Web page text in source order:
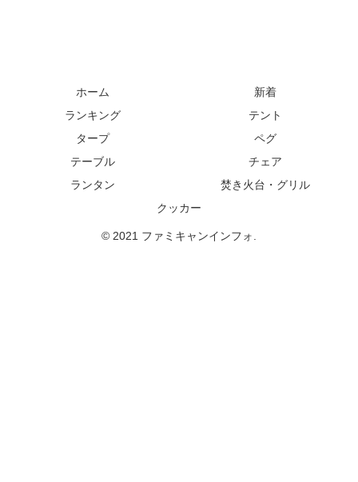
ホーム
新着
ランキング
テント
タープ
ペグ
テーブル
チェア
ランタン
焚き火台・グリル
クッカー
© 2021 ファミキャンインフォ.